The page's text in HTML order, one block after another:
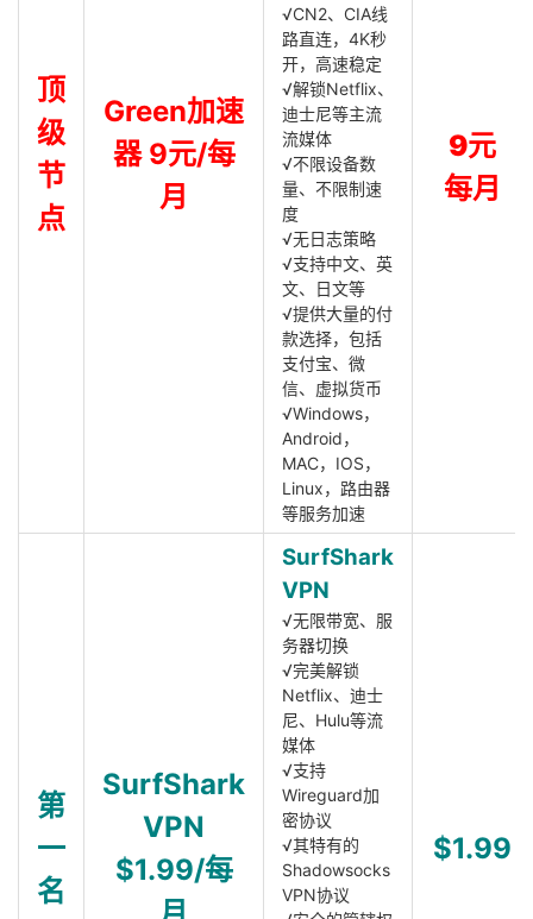
顶
级
节
点
Green加速
器 9元/每
月
√CN2、CIA线
路直连，4K秒
开，高速稳定
√解锁Netflix、
迪士尼等主流
流媒体
√不限设备数
量、不限制速
度
√无日志策略
√支持中文、英
文、日文等
√提供大量的付
款选择，包括
支付宝、微
信、虚拟货币
√Windows，
Android，
MAC，IOS，
Linux，路由器
等服务加速
9元
每月
第
一
名
SurfShark
VPN
$1.99/每
SurfShark
VPN
√无限带宽、服
务器切换
√完美解锁
Netflix、迪士
尼、Hulu等流
媒体
√支持
Wireguard加
密协议
√其特有的
Shadowsocks
VPN协议
$1.99